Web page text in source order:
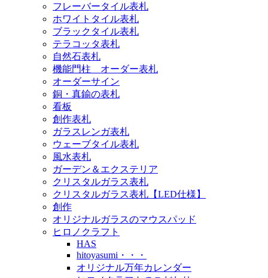
フレーバータイル表札
ホワイトタイル表札
ブラックタイル表札
テラコッタ表札
自然石表札
機能門柱 オーダー表札
オーダーサイン
銅・真鍮の表札
看板
創作表札
ガラスレンガ表札
ウェーブタイル表札
風水表札
ガーデン＆エクステリア
クリスタルガラス表札
クリスタルガラス表札【LED仕様】
創作
オリジナルガラスのマウスパッド
ヒロノクラフト
HAS
hitoyasumi・・・
オリジナル万年カレンダー